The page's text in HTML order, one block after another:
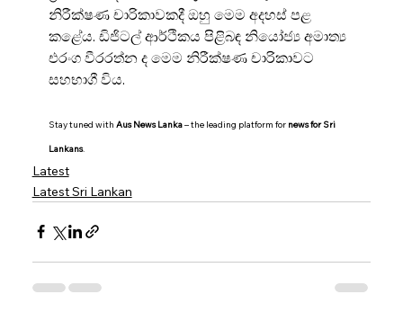
නිරීක්ෂණ චාරිකාවකදී ඔහු මෙම අදහස් පළ
කළේය. ඩිජිටල් ආර්ථිකය පිළිබඳ නියෝජ්‍ය අමාත්‍ය
එරංග වීරරත්න ද මෙම නිරීක්ෂණ චාරිකාවට
සහභාගී විය.
Stay tuned with Aus News Lanka – the leading platform for news for Sri
Lankans.
Latest
Latest Sri Lankan